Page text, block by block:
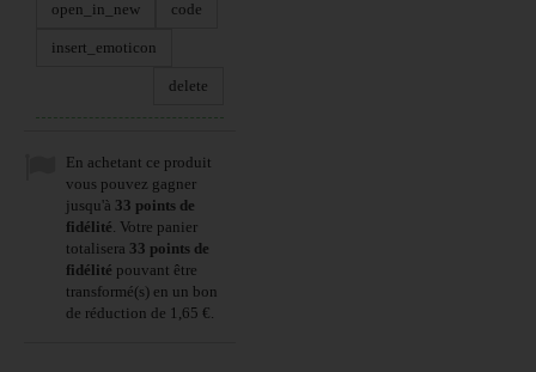
open_in_new code
insert_emoticon
delete
En achetant ce produit
vous pouvez gagner
jusqu'à 33 points de
fidélité. Votre panier
totalisera 33 points de
fidélité pouvant être
transformé(s) en un bon
de réduction de 1,65 €.